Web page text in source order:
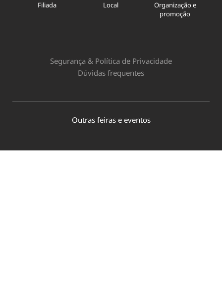
Segurança & Política de Privacidade
Dúvidas frequentes
Filiada Local
Organização e
promoção
Outras feiras e eventos